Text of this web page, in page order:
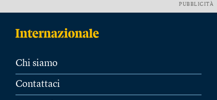
PUBBLICITÀ
Chi siamo
Contattaci